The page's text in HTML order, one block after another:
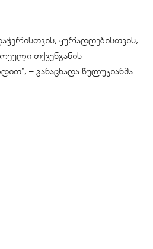
ყურადღებისთვის,
თქვენგანის
– განაცხადა წულუკიანმა.